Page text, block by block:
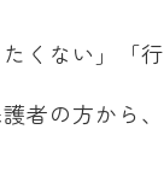
くない」「
者の方から